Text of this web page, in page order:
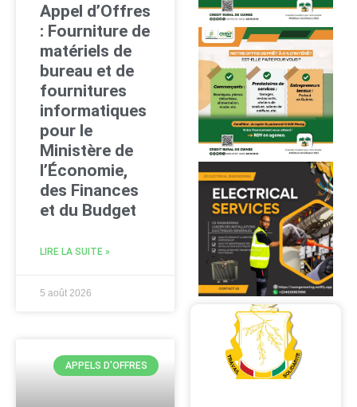
Appel d’Offres
: Fourniture de
matériels de
bureau et de
fournitures
informatiques
pour le
Ministère de
l’Économie,
des Finances
et du Budget
LIRE LA SUITE »
5 août 2026
APPELS D'OFFRES